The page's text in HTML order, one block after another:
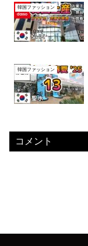
韓国ファッション
韓国ファッション
コメント